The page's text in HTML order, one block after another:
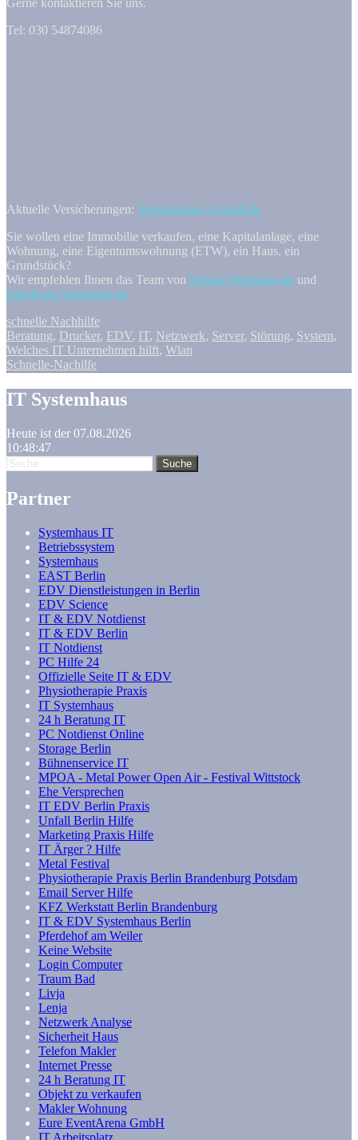
Gerne kontaktieren Sie uns.
Tel: 030 54874086
Aktuelle Versicherungen: Versicherung-Aktuell.de
Sie wollen eine Immobilie verkaufen, eine Kapitalanlage, eine
Wohnung, eine Eigentumswohnung (ETW), ein Haus, ein
Grundstück?
Wir empfehlen Ihnen das Team von Makler-Wohnung.de und
Objekt-zu-Verkaufen.de
schnelle Nachhilfe
Beratung, Drucker, EDV, IT, Netzwerk, Server, Störung, System,
Welches IT Unternehmen hilft, Wlan
Schnelle-Nachilfe
IT Systemhaus
Heute ist der 07.08.2026
10:48:48
Partner
Systemhaus IT
Betriebssystem
Systemhaus
EAST Berlin
EDV Dienstleistungen in Berlin
EDV Science
IT & EDV Notdienst
IT & EDV Berlin
IT Notdienst
PC Hilfe 24
Offizielle Seite IT & EDV
Physiotherapie Praxis
IT Systemhaus
24 h Beratung IT
PC Notdienst Online
Storage Berlin
Bühnenservice IT
MPOA - Metal Power Open Air - Festival Wittstock
Ehe Versprechen
IT EDV Berlin Praxis
Unfall Berlin Hilfe
Marketing Praxis Hilfe
IT Ärger ? Hilfe
Metal Festival
Physiotherapie Praxis Berlin Brandenburg Potsdam
Email Server Hilfe
KFZ Werkstatt Berlin Brandenburg
IT & EDV Systemhaus Berlin
Pferdehof am Weiler
Keine Website
Login Computer
Traum Bad
Livja
Lenja
Netzwerk Analyse
Sicherheit Haus
Telefon Makler
Internet Presse
24 h Beratung IT
Objekt zu verkaufen
Makler Wohnung
Eure EventArena GmbH
IT Arbeitsplatz